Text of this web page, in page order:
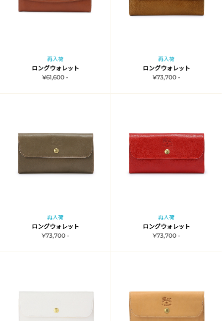
再入荷
ロングウォレット
¥61,600 -
再入荷
ロングウォレット
¥73,700 -
再入荷
ロングウォレット
¥73,700 -
再入荷
ロングウォレット
¥73,700 -